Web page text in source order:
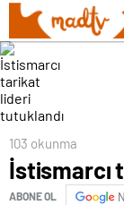
103 okunma
İstismarcı
ABONE OL